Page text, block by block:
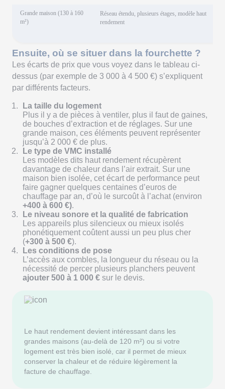
Grande maison (130 à 160
m²)
Réseau étendu, plusieurs étages, modèle haut
rendement
Ensuite, où se situer dans la fourchette ?
Les écarts de prix que vous voyez dans le tableau ci-
dessus (par exemple de 3 000 à 4 500 €) s’expliquent
par différents facteurs.
La taille du logement
Plus il y a de pièces à ventiler, plus il faut de gaines,
de bouches d’extraction et de réglages. Sur une
grande maison, ces éléments peuvent représenter
jusqu’à 2 000 € de plus.
Le type de VMC installé
Les modèles dits haut rendement récupèrent
davantage de chaleur dans l’air extrait. Sur une
maison bien isolée, cet écart de performance peut
faire gagner quelques centaines d’euros de
chauffage par an, d’où le surcoût à l’achat (environ
+400 à 600 €).
Le niveau sonore et la qualité de fabrication
Les appareils plus silencieux ou mieux isolés
phonétiquement coûtent aussi un peu plus cher
(+300 à 500 €).
Les conditions de pose
L’accès aux combles, la longueur du réseau ou la
nécessité de percer plusieurs planchers peuvent
ajouter 500 à 1 000 € sur le devis.
Le haut rendement devient intéressant dans les
grandes maisons (au-delà de 120 m²) ou si votre
logement est très bien isolé, car il permet de mieux
conserver la chaleur et de réduire légèrement la
facture de chauffage.